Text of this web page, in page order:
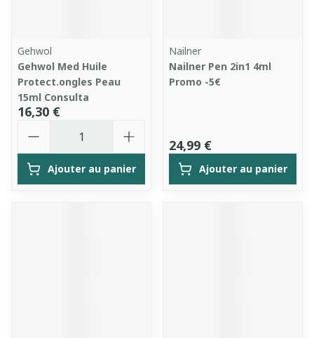
Gehwol
Gehwol Med Huile
Protect.ongles Peau
15ml Consulta
16,30 €
Ajouter au panier
Nailner
Nailner Pen 2in1 4ml
Promo -5€
24,99 €
Ajouter au panier